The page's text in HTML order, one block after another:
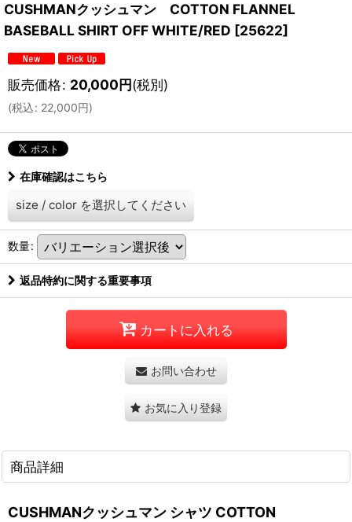
CUSHMANクッシュマン COTTON FLANNEL
BASEBALL SHIRT OFF WHITE/RED [25622]
販売価格: 20,000円(税別)
(税込: 22,000円)
在庫確認はこちら
size / color を選択してください
数量:
返品特約に関する重要事項
カートに入れる
お問い合わせ
お気に入り登録
商品詳細
CUSHMANクッシュマン シャツ COTTON